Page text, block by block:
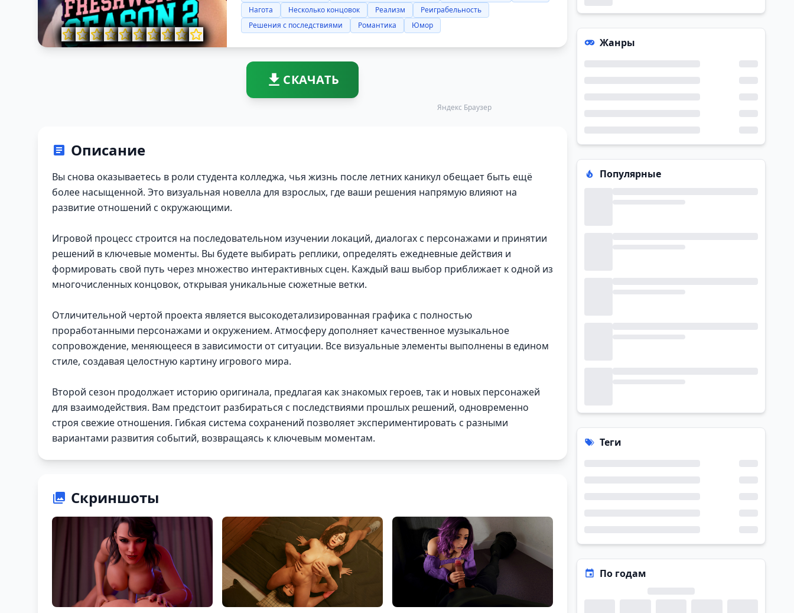
Нагота
Несколько концовок Реализм
Реиграбельность
Решения с последствиями
Романтика Юмор
СКАЧАТЬ
Яндекс Браузер
Описание
Вы снова оказываетесь в роли студента колледжа, чья жизнь после летних каникул обещает быть ещё
более насыщенной. Это визуальная новелла для взрослых, где ваши решения напрямую влияют на
развитие отношений с окружающими.
Игровой процесс строится на последовательном изучении локаций, диалогах с персонажами и принятии
решений в ключевые моменты. Вы будете выбирать реплики, определять ежедневные действия и
формировать свой путь через множество интерактивных сцен. Каждый ваш выбор приближает к одной из
многочисленных концовок, открывая уникальные сюжетные ветки.
Отличительной чертой проекта является высокодетализированная графика с полностью
проработанными персонажами и окружением. Атмосферу дополняет качественное музыкальное
сопровождение, меняющееся в зависимости от ситуации. Все визуальные элементы выполнены в едином
стиле, создавая целостную картину игрового мира.
Второй сезон продолжает историю оригинала, предлагая как знакомых героев, так и новых персонажей
для взаимодействия. Вам предстоит разбираться с последствиями прошлых решений, одновременно
строя свежие отношения. Гибкая система сохранений позволяет экспериментировать с разными
вариантами развития событий, возвращаясь к ключевым моментам.
Скриншоты
Жанры
Популярные
Теги
По годам